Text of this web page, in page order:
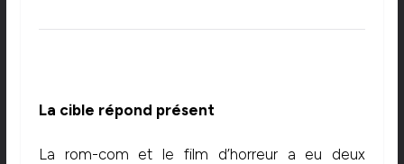
La cible répond présent
La rom-com et le film d’horreur a eu deux